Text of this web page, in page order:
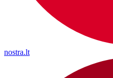
nostra.lt